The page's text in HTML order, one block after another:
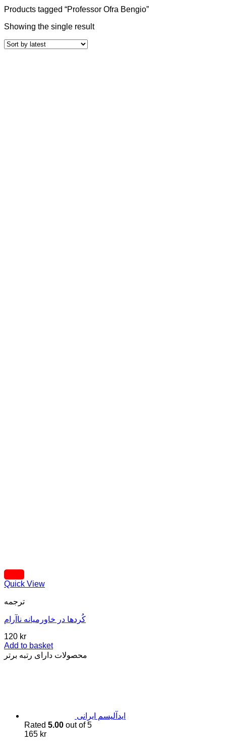
Products tagged “Professor Ofra Bengio”
Showing the single result
Quick View
ترجمه
کُردها در خاورمیانه ناآرام
120 kr
Add to basket
محصولات دارای رتبه برتر
اید‌آلیسم ایرانی
Rated 5.00 out of 5
165 kr